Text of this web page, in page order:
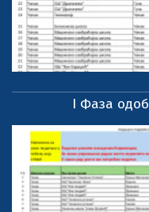
I Фаза